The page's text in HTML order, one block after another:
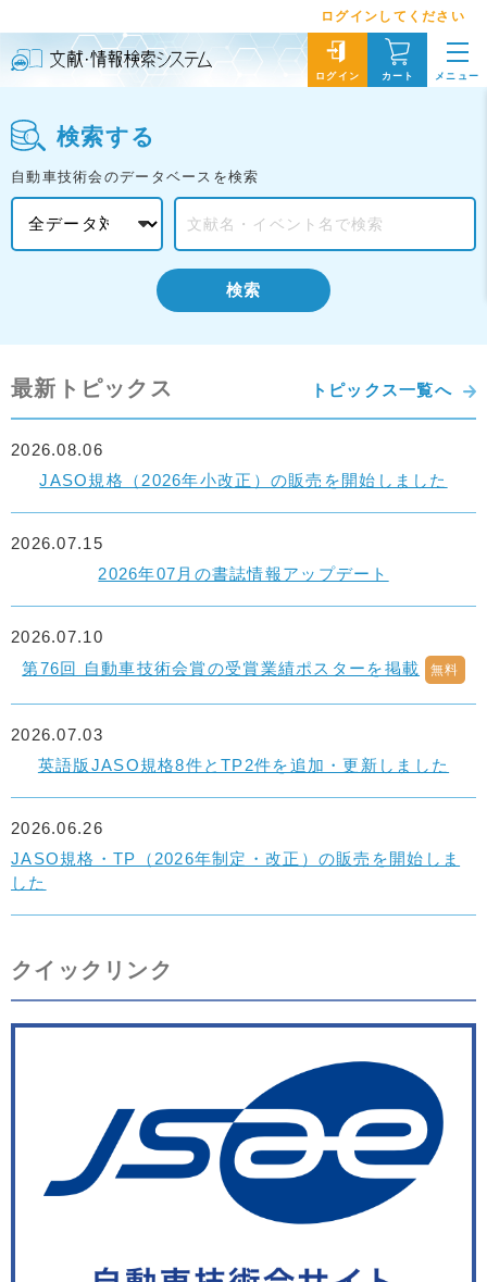
ログインしてください
ログイン カート メニュー
検索する
自動車技術会のデータベースを検索
検索
最新トピックス トピックス一覧へ
JASO規格（2026年小改正）の販売を開始しました
2026.08.06
2026年07月の書誌情報アップデート
2026.07.15
第76回 自動車技術会賞の受賞業績ポスターを掲載 無料
2026.07.10
英語版JASO規格8件とTP2件を追加・更新しました
2026.07.03
JASO規格・TP（2026年制定・改正）の販売を開始しま
した
2026.06.26
クイックリンク